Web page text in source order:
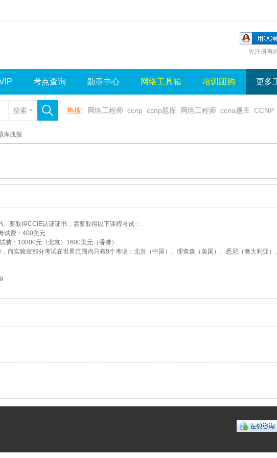
先注册再
考点查询 勋章中心 网络工具箱 培训团购 更多
搜索 热搜: 网络工程师 ccnp ccnp题库 网络工程师 ccna题库 CCNP
库战报
要取得CCIE认证证书，需要取得以下课程考试：
费：400美元
：10800元（北京）1600美元（香港）
实验室部分考试在世界范围内只有8个考场：北京（中国）、理查森（美国）、悉尼（澳大利亚